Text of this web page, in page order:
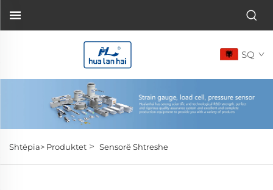
SQ
Shtëpia> Produktet > Sensorë Shtreshe